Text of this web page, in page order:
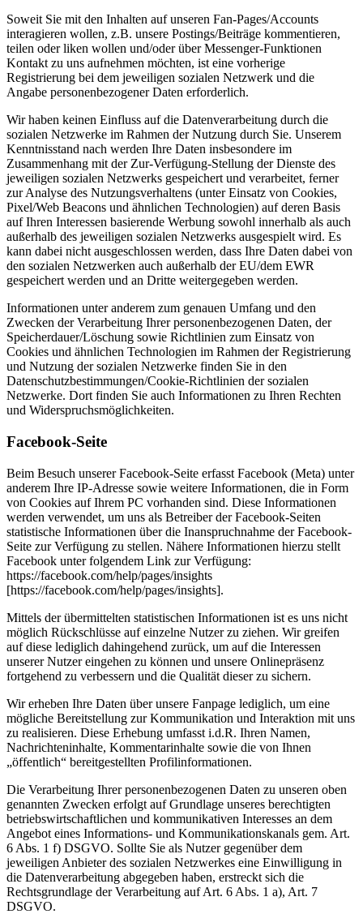
Soweit Sie mit den Inhalten auf unseren Fan-Pages/Accounts
interagieren wollen, z.B. unsere Postings/Beiträge kommentieren,
teilen oder liken wollen und/oder über Messenger-Funktionen
Kontakt zu uns aufnehmen möchten, ist eine vorherige
Registrierung bei dem jeweiligen sozialen Netzwerk und die
Angabe personenbezogener Daten erforderlich.
Wir haben keinen Einfluss auf die Datenverarbeitung durch die
sozialen Netzwerke im Rahmen der Nutzung durch Sie. Unserem
Kenntnisstand nach werden Ihre Daten insbesondere im
Zusammenhang mit der Zur-Verfügung-Stellung der Dienste des
jeweiligen sozialen Netzwerks gespeichert und verarbeitet, ferner
zur Analyse des Nutzungsverhaltens (unter Einsatz von Cookies,
Pixel/Web Beacons und ähnlichen Technologien) auf deren Basis
auf Ihren Interessen basierende Werbung sowohl innerhalb als auch
außerhalb des jeweiligen sozialen Netzwerks ausgespielt wird. Es
kann dabei nicht ausgeschlossen werden, dass Ihre Daten dabei von
den sozialen Netzwerken auch außerhalb der EU/dem EWR
gespeichert werden und an Dritte weitergegeben werden.
Informationen unter anderem zum genauen Umfang und den
Zwecken der Verarbeitung Ihrer personenbezogenen Daten, der
Speicherdauer/Löschung sowie Richtlinien zum Einsatz von
Cookies und ähnlichen Technologien im Rahmen der Registrierung
und Nutzung der sozialen Netzwerke finden Sie in den
Datenschutzbestimmungen/Cookie-Richtlinien der sozialen
Netzwerke. Dort finden Sie auch Informationen zu Ihren Rechten
und Widerspruchsmöglichkeiten.
Facebook-Seite
Beim Besuch unserer Facebook-Seite erfasst Facebook (Meta) unter
anderem Ihre IP-Adresse sowie weitere Informationen, die in Form
von Cookies auf Ihrem PC vorhanden sind. Diese Informationen
werden verwendet, um uns als Betreiber der Facebook-Seiten
statistische Informationen über die Inanspruchnahme der Facebook-
Seite zur Verfügung zu stellen. Nähere Informationen hierzu stellt
Facebook unter folgendem Link zur Verfügung:
https://facebook.com/help/pages/insights
[https://facebook.com/help/pages/insights].
Mittels der übermittelten statistischen Informationen ist es uns nicht
möglich Rückschlüsse auf einzelne Nutzer zu ziehen. Wir greifen
auf diese lediglich dahingehend zurück, um auf die Interessen
unserer Nutzer eingehen zu können und unsere Onlinepräsenz
fortgehend zu verbessern und die Qualität dieser zu sichern.
Wir erheben Ihre Daten über unsere Fanpage lediglich, um eine
mögliche Bereitstellung zur Kommunikation und Interaktion mit uns
zu realisieren. Diese Erhebung umfasst i.d.R. Ihren Namen,
Nachrichteninhalte, Kommentarinhalte sowie die von Ihnen
„öffentlich“ bereitgestellten Profilinformationen.
Die Verarbeitung Ihrer personenbezogenen Daten zu unseren oben
genannten Zwecken erfolgt auf Grundlage unseres berechtigten
betriebswirtschaftlichen und kommunikativen Interesses an dem
Angebot eines Informations- und Kommunikationskanals gem. Art.
6 Abs. 1 f) DSGVO. Sollte Sie als Nutzer gegenüber dem
jeweiligen Anbieter des sozialen Netzwerkes eine Einwilligung in
die Datenverarbeitung abgegeben haben, erstreckt sich die
Rechtsgrundlage der Verarbeitung auf Art. 6 Abs. 1 a), Art. 7
DSGVO.